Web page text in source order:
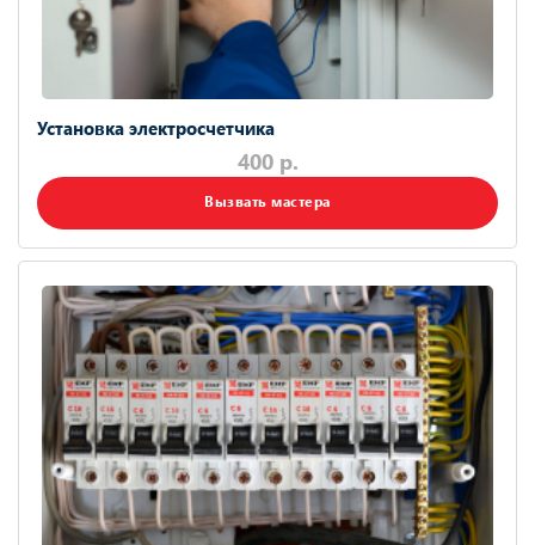
Установка электросчетчика
400 р.
Вызвать мастера